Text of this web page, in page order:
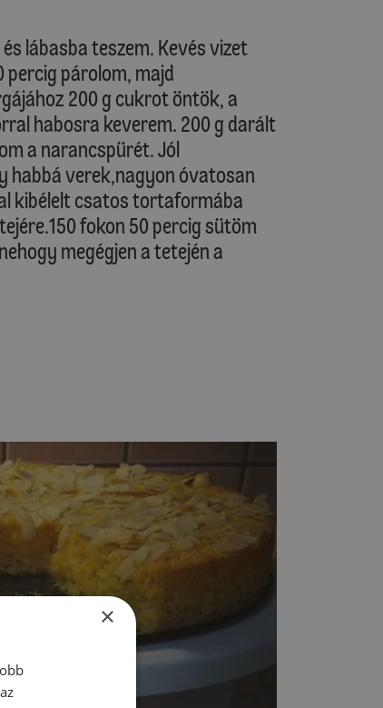
lábasba teszem. Kevés vizet
percig párolom, majd
200 g cukrot öntök, a
habosra keverem. 200 g darált
a narancspürét. Jól
habbá verek,nagyon óvatosan
kibélelt csatos tortaformába
fokon 50 percig sütöm
megégjen a tetején a
×